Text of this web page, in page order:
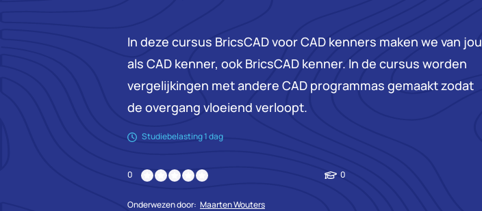
In deze cursus BricsCAD voor CAD kenners maken we van jou
als CAD kenner, ook BricsCAD kenner. In de cursus worden
vergelijkingen met andere CAD programmas gemaakt zodat
de overgang vloeiend verloopt.
Studiebelasting 1 dag
0 0
Onderwezen door: Maarten Wouters